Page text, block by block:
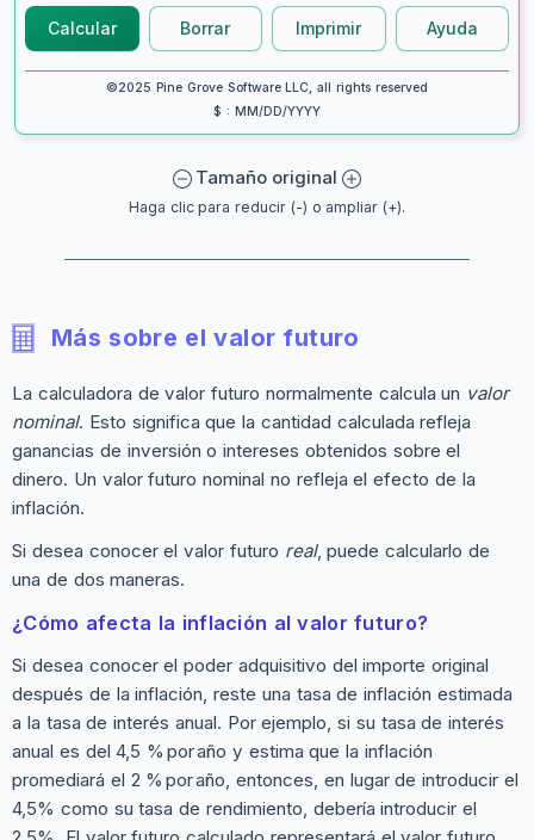
Calcular Borrar Imprimir Ayuda
©2025 Pine Grove Software LLC, all rights reserved
$ : MM/DD/YYYY
Tamaño original
Haga clic para reducir (-) o ampliar (+).
Más sobre el valor futuro
La calculadora de valor futuro normalmente calcula un valor
nominal. Esto significa que la cantidad calculada refleja
ganancias de inversión o intereses obtenidos sobre el
dinero. Un valor futuro nominal no refleja el efecto de la
inflación.
Si desea conocer el valor futuro real, puede calcularlo de
una de dos maneras.
¿Cómo afecta la inflación al valor futuro?
Si desea conocer el poder adquisitivo del importe original
después de la inflación, reste una tasa de inflación estimada
a la tasa de interés anual. Por ejemplo, si su tasa de interés
anual es del 4,5 % por año y estima que la inflación
promediará el 2 % por año, entonces, en lugar de introducir el
4,5% como su tasa de rendimiento, debería introducir el